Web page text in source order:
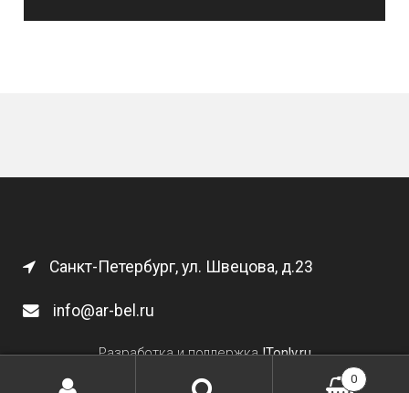
Санкт-Петербург, ул. Швецова, д.23
info@ar-bel.ru
Разработка и поддержкаITonly.ru
0